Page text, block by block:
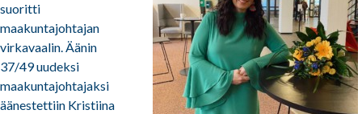
suoritti
maakuntajohtajan
virkavaalin. Äänin
37/49 uudeksi
maakuntajohtajaksi
äänestettiin Kristiina